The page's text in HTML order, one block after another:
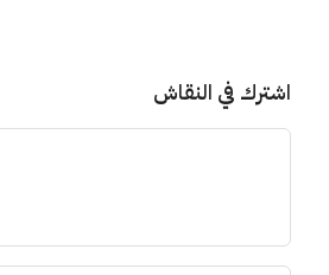
اشترك في النقاش